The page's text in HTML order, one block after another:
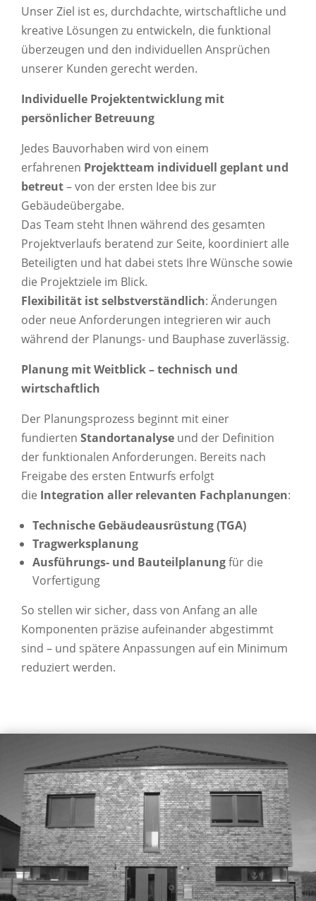
Unser Ziel ist es, durchdachte, wirtschaftliche und
kreative Lösungen zu entwickeln, die funktional
überzeugen und den individuellen Ansprüchen
unserer Kunden gerecht werden.
Individuelle Projektentwicklung mit
persönlicher Betreuung
Jedes Bauvorhaben wird von einem
erfahrenen Projektteam individuell geplant und
betreut– von der ersten Idee bis zur
Gebäudeübergabe.
Das Team steht Ihnen während des gesamten
Projektverlaufs beratend zur Seite, koordiniert alle
Beteiligten und hat dabei stets Ihre Wünsche sowie
die Projektziele im Blick.
Flexibilität ist selbstverständlich: Änderungen
oder neue Anforderungen integrieren wir auch
während der Planungs- und Bauphase zuverlässig.
Planung mit Weitblick – technisch und
wirtschaftlich
Der Planungsprozess beginnt mit einer
fundierten Standortanalyse und der Definition
der funktionalen Anforderungen. Bereits nach
Freigabe des ersten Entwurfs erfolgt
die Integration aller relevanten Fachplanungen:
Technische Gebäudeausrüstung (TGA)
Tragwerksplanung
Ausführungs- und Bauteilplanungfür die
Vorfertigung
So stellen wir sicher, dass von Anfang an alle
Komponenten präzise aufeinander abgestimmt
sind – und spätere Anpassungen auf ein Minimum
reduziert werden.